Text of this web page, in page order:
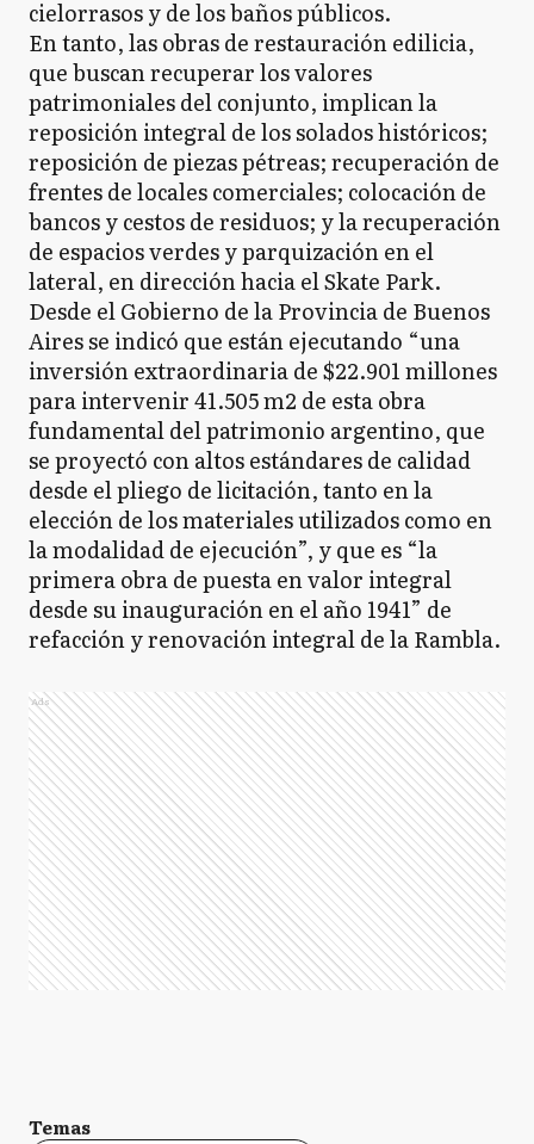
cielorrasos y de los baños públicos.
En tanto, las obras de restauración edilicia,
que buscan recuperar los valores
patrimoniales del conjunto, implican la
reposición integral de los solados históricos;
reposición de piezas pétreas; recuperación de
frentes de locales comerciales; colocación de
bancos y cestos de residuos; y la recuperación
de espacios verdes y parquización en el
lateral, en dirección hacia el Skate Park.
Desde el Gobierno de la Provincia de Buenos
Aires se indicó que están ejecutando “una
inversión extraordinaria de $22.901 millones
para intervenir 41.505 m2 de esta obra
fundamental del patrimonio argentino, que
se proyectó con altos estándares de calidad
desde el pliego de licitación, tanto en la
elección de los materiales utilizados como en
la modalidad de ejecución”, y que es “la
primera obra de puesta en valor integral
desde su inauguración en el año 1941” de
refacción y renovación integral de la Rambla.
Ads
Temas